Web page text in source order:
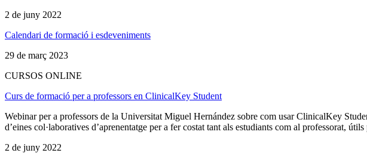
2 de juny 2022
Calendari de formació i esdeveniments
29 de març 2023
CURSOS ONLINE
Curs de formació per a professors en ClinicalKey Student
Webinar per a professors de la Universitat Miguel Hernández sobre com usar ClinicalKey
d’eines col·laboratives d’aprenentatge per a fer costat tant als estudiants com al professorat,
2 de juny 2022